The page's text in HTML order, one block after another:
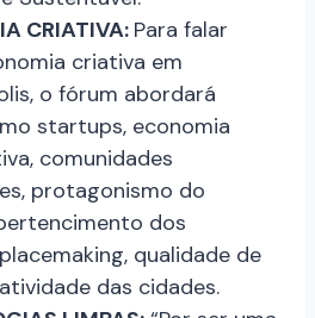
CRIATIVA: Para falar
criativa em
o fórum abordará
startups, economia
comunidades
protagonismo do
dos
qualidade de
das cidades.